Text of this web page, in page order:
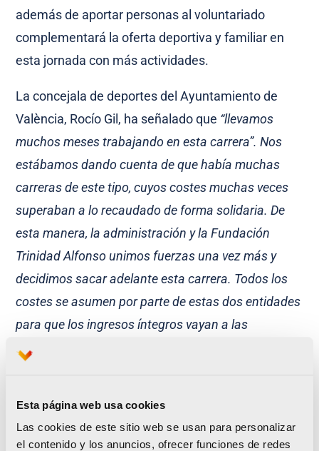
Esta página web usa cookies
Las cookies de este sitio web se usan para personalizar
el contenido y los anuncios, ofrecer funciones de redes
además de aportar personas al voluntariado
complementará la oferta deportiva y familiar en
esta jornada con más actividades.
La concejala de deportes del Ayuntamiento de
València, Rocío Gil, ha señalado que “llevamos
muchos meses trabajando en esta carrera”. Nos
estábamos dando cuenta de que había muchas
carreras de este tipo, cuyos costes muchas veces
superaban a lo recaudado de forma solidaria. De
esta manera, la administración y la Fundación
Trinidad Alfonso unimos fuerzas una vez más y
decidimos sacar adelante esta carrera. Todos los
costes se asumen por parte de estas dos entidades
para que los ingresos íntegros vayan a las
entidades solidarias»
Fundación Trinidad Alfonso, ha destacado “la
colaboración público-privada, que representa el